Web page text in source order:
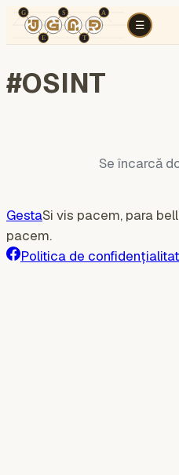
☰
TÉR
#OSINT
Se încarcă
GestaSi vis pacem, para
pacem.
Politica de